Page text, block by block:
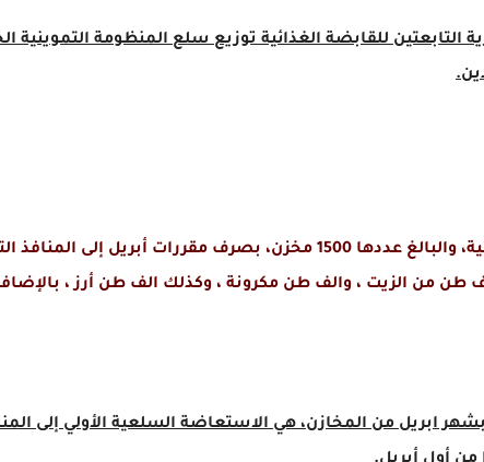
، تشتمل على 4 آلاف طن سكر ، و3 آلاف طن من الزيت ، والف طن مكرونة ، وكذلك الف طن
ابريل من المخازن، هي الاستعاضة السلعية الأولي إلى